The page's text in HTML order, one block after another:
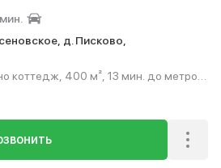
д. Писково,
коттедж, 400 м², 13 мин. до метро